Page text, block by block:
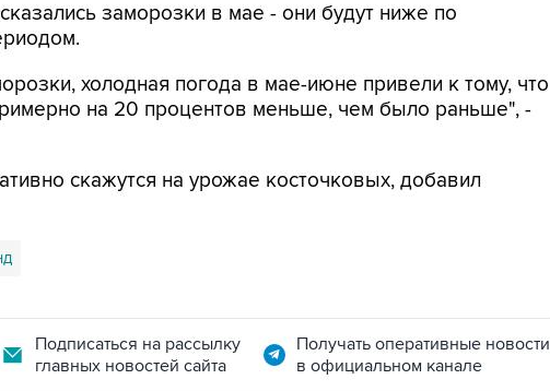
заморозки в мае - они будут ниже по
холодная погода в мае-июне привели к тому, что
на 20 процентов меньше, чем было раньше", -
скажутся на урожае косточковых, добавил
Подписаться на рассылку
главных новостей сайта
Получать оперативные новости
в официальном канале